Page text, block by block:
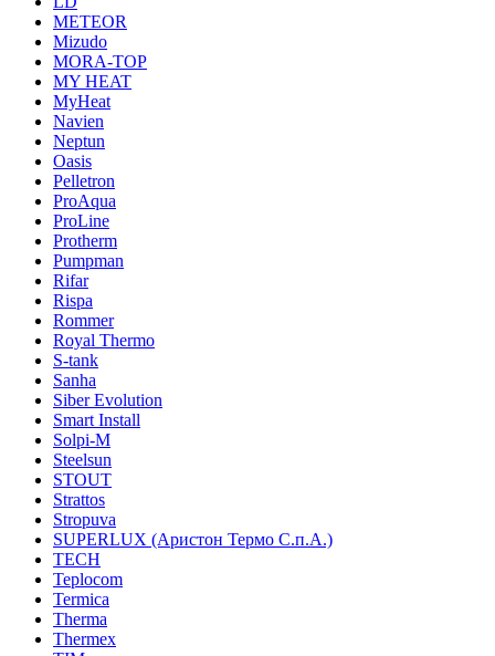
METEOR
Mizudo
MORA-TOP
MY HEAT
MyHeat
Navien
Neptun
Oasis
Pelletron
ProAqua
ProLine
Protherm
Pumpman
Rifar
Rispa
Rommer
Royal Thermo
S-tank
Sanha
Siber Evolution
Smart Install
Solpi-M
Steelsun
STOUT
Strattos
Stropuva
SUPERLUX (Аристон Термо С.п.А.)
TECH
Teplocom
Termica
Therma
Thermex